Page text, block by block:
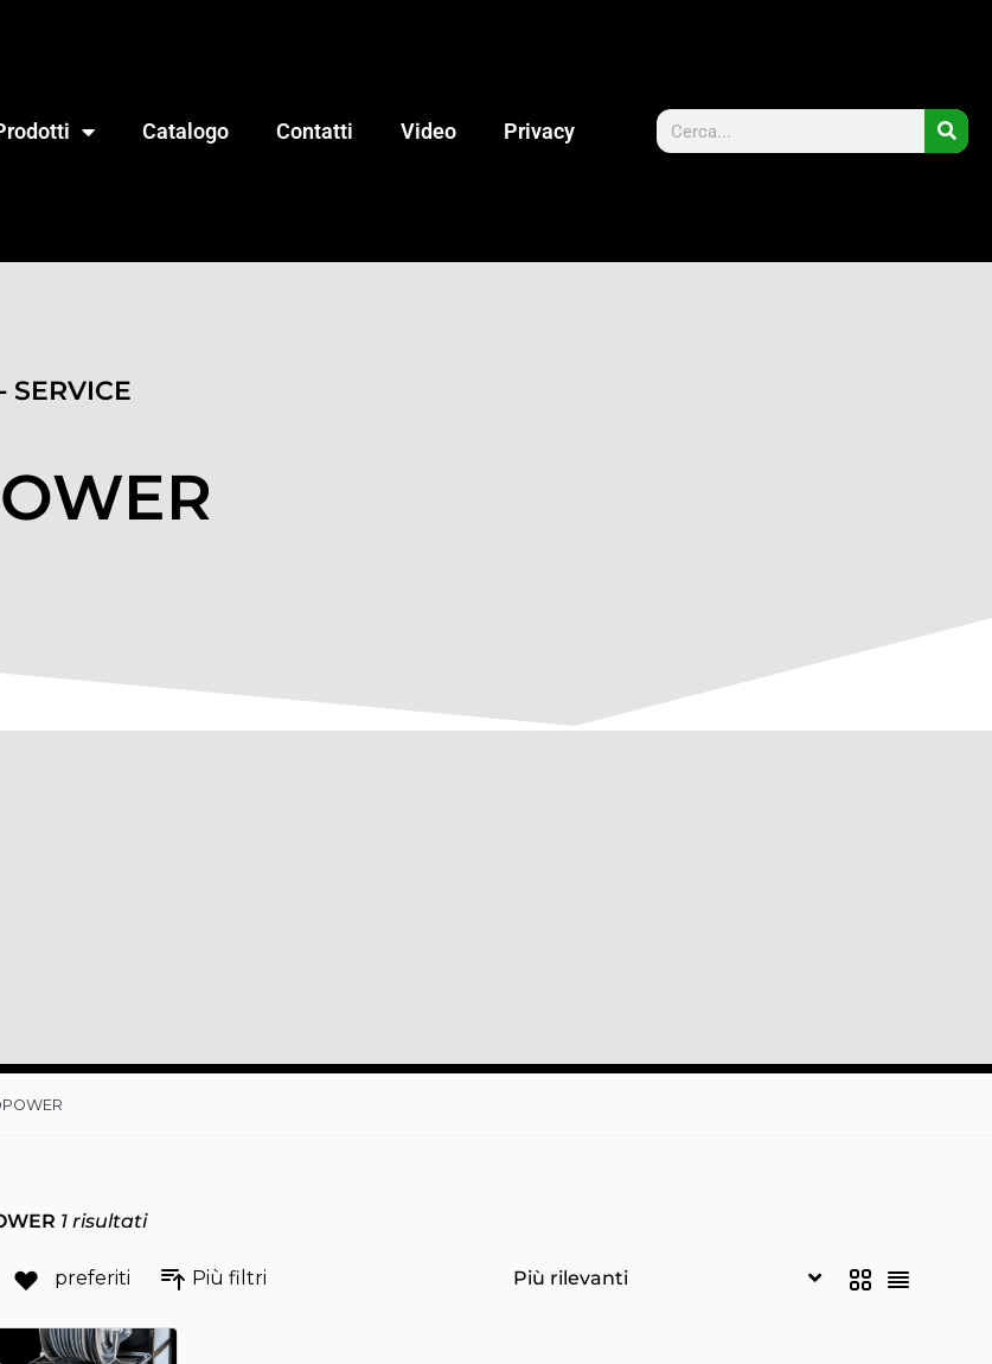
Catalogo Contatti Video Privacy
SERVICE
1 risultati
preferiti Più filtri